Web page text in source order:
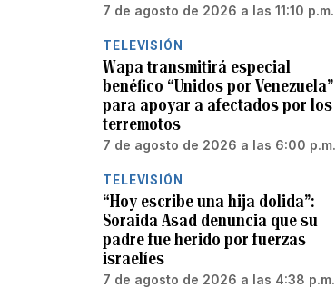
7 de agosto de 2026 a las 11:10 p.m.
TELEVISIÓN
Wapa transmitirá especial
benéfico “Unidos por Venezuela”
para apoyar a afectados por los
terremotos
7 de agosto de 2026 a las 6:00 p.m.
TELEVISIÓN
“Hoy escribe una hija dolida”:
Soraida Asad denuncia que su
padre fue herido por fuerzas
israelíes
7 de agosto de 2026 a las 4:38 p.m.